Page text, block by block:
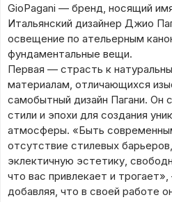
GioPagani — бренд, носящий
Итальянский дизайнер Джио
освещение по ательерным
фундаментальные вещи.
Первая — страсть к
материалам, отличающихся
самобытный дизайн Пагани. Он
стили и эпохи для создания
атмосферы. «Быть
отсутствие стилевых
эклектичную эстетику,
что вас привлекает и
добавляя, что в своей работе